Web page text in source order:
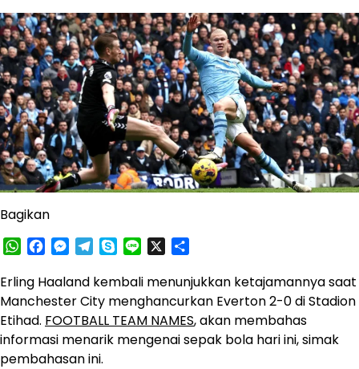
Bagikan
WhatsApp
Facebook
Messenger
Telegram
SkypeLine
Erling Haaland kembali menunjukkan ketajamannya saat
Manchester City menghancurkan Everton 2-0 di Stadion
Etihad. FOOTBALL TEAM NAMES, akan membahas
informasi menarik mengenai sepak bola hari ini, simak
pembahasan ini.